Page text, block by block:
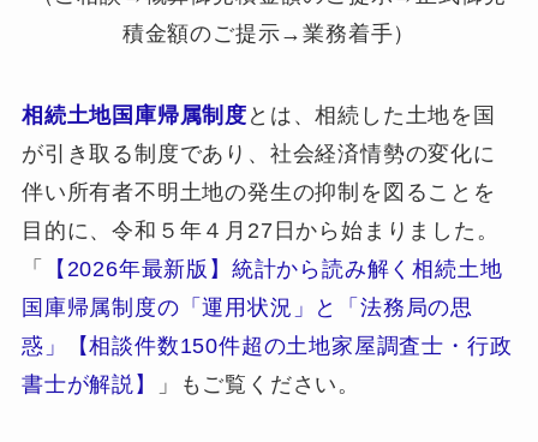
積金額のご提示→業務着手）
相続土地国庫帰属制度 とは、相続した土地を国
が引き取る制度であり、社会経済情勢の変化に
伴い所有者不明土地の発生の抑制を図ることを
目的に、令和５年４月27日から始まりました。
「
【2026年最新版】統計から読み解く相続土地
国庫帰属制度の「運用状況」と「法務局の思
惑」【相談件数150件超の土地家屋調査士・行政
書士が解説】
」もご覧ください。